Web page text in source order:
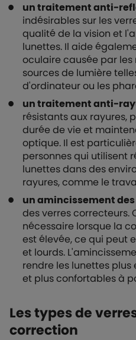
un traitement anti-
indésirables sur les
qualité de la vision et
lunettes. Il aide
oculaire causée par
sources de lumière
d'ordinateur ou les
un traitement anti-
résistants aux rayures,
durée de vie et
optique. Il est
personnes qui utilisent
lunettes dans des
rayures, comme le
un amincissement des
des verres correcteurs.
nécessaire lorsque la
est élevée, ce qui peut
et lourds.
rendre les lunettes plus
et plus confortables à
Les types de
correction